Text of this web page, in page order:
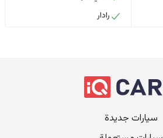
رادار
سيارات جديدة